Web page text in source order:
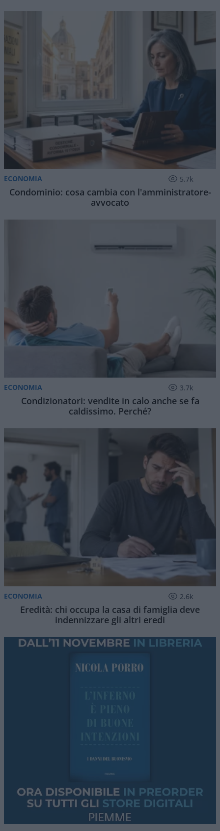
ECONOMIA 5.7k
Condominio: cosa cambia con l'amministratore-
avvocato
ECONOMIA 3.7k
Condizionatori: vendite in calo anche se fa
caldissimo. Perché?
ECONOMIA 2.6k
Eredità: chi occupa la casa di famiglia deve
indennizzare gli altri eredi